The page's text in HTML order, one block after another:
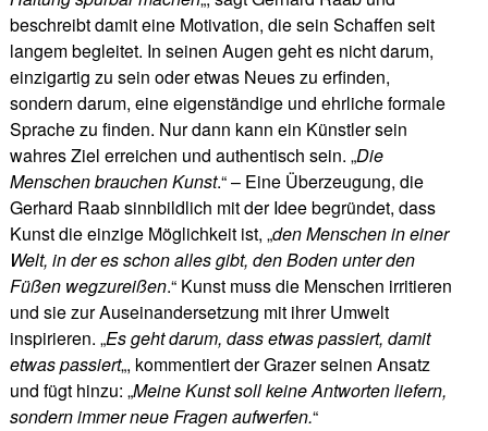
beschreibt damit eine Motivation, die sein Schaffen seit
langem begleitet. In seinen Augen geht es nicht darum,
einzigartig zu sein oder etwas Neues zu erfinden,
sondern darum, eine eigenständige und ehrliche formale
Sprache zu finden. Nur dann kann ein Künstler sein
wahres Ziel erreichen und authentisch sein. „Die
Menschen brauchen Kunst.“ – Eine Überzeugung, die
Gerhard Raab sinnbildlich mit der Idee begründet, dass
Kunst die einzige Möglichkeit ist, „den Menschen in einer
Welt, in der es schon alles gibt, den Boden unter den
Füßen wegzureißen.“ Kunst muss die Menschen irritieren
und sie zur Auseinandersetzung mit ihrer Umwelt
inspirieren. „Es geht darum, dass etwas passiert, damit
etwas passiert„, kommentiert der Grazer seinen Ansatz
und fügt hinzu: „Meine Kunst soll keine Antworten liefern,
sondern immer neue Fragen aufwerfen.“